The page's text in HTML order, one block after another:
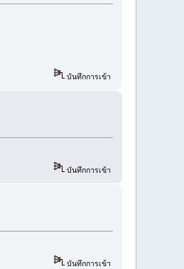
บันทึกการเข้า
บันทึกการเข้า
บันทึกการเข้า